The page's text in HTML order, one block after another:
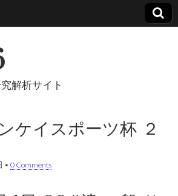
解析サイト
ケイスポーツ杯 ２
• 0 Comments